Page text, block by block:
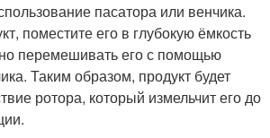
пасатора или венчика.
поместите его в глубокую ёмкость
перемешивать его с помощью
Таким образом, продукт будет
ротора, который измельчит его до